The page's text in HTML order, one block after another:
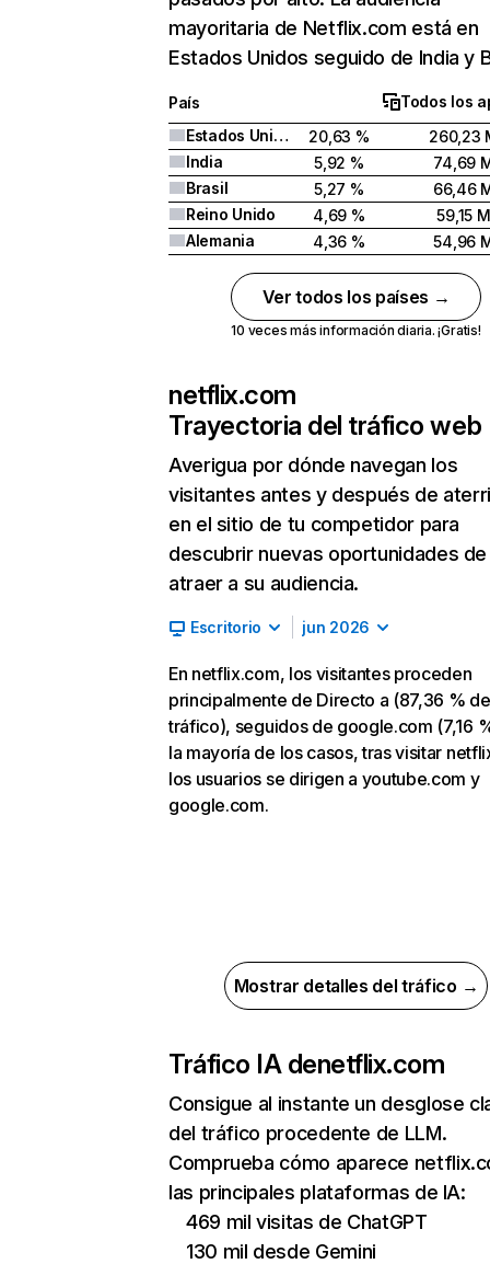
mayoritaria de Netflix.com está en
Estados Unidos seguido de India y
País
Todos los
Estados Unidos
20,63 %
260,23
India
5,92 %
74,69
Brasil
5,27 %
66,46
Reino Unido
4,69 %
59,15 M
Alemania
4,36 % 54,96
Ver todos los países →
10 veces más información diaria. ¡Gratis!
netflix.com
Trayectoria del tráfico web
Averigua por dónde navegan los
visitantes antes y después de
en el sitio de tu competidor para
descubrir nuevas oportunidades de
atraer a su audiencia.
Escritorio jun 2026
En netflix.com, los visitantes proceden
principalmente de Directo a (87,36 % de
tráfico), seguidos de google.com (7,16
la mayoría de los casos, tras visitar
los usuarios se dirigen a youtube.com y
google.com.
Mostrar detalles del tráfico →
Tráfico IA denetflix.com
Consigue al instante un desglose
del tráfico procedente de LLM.
Comprueba cómo aparece
las principales plataformas de IA:
469 mil visitas de ChatGPT
130 mil desde Gemini